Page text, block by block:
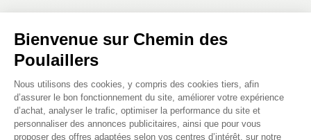
Bienvenue sur Chemin des
Poulaillers
Plateforme de Gestion du
Nous utilisons des cookies, y compris des cookies tiers, afin
d’assurer le bon fonctionnement du site, améliorer votre expérience
d’achat, analyser le trafic, optimiser la performance du site et
personnaliser des annonces publicitaires, ainsi que pour vous
proposer des offres adaptées selon vos centres d’intérêt, sur notre